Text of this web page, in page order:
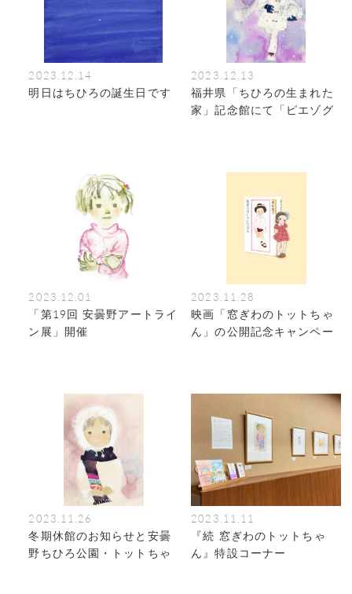
2023.12.14
明日はちひろの誕生日です
2023.12.13
福井県「ちひろの生まれた
家」記念館にて「ピエゾグ
2023.12.01
「第19回 安曇野アートライ
ン展」開催
2023.11.28
映画「窓ぎわのトットちゃ
ん」の公開記念キャンペー
2023.11.26
冬期休館のお知らせと安曇
野ちひろ公園・トットちゃ
2023.11.11
『続 窓ぎわのトットちゃ
ん』特設コーナー